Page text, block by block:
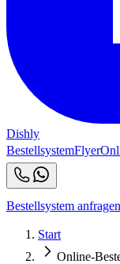
Dishly
BestellsystemFlyer
Bestellsystem anfragen
Start
Online-